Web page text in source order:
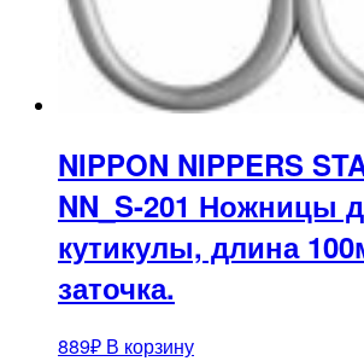
NIPPON NIPPERS
NN_S-201 Ножницы
кутикулы, длина
заточка.
889₽ В корзину